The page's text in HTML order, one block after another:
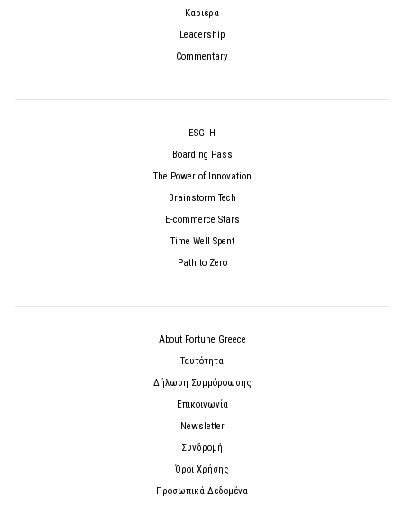
Καριέρα
Leadership
Commentary
ESG+H
Boarding Pass
The Power of Innovation
Brainstorm Tech
E-commerce Stars
Time Well Spent
Path to Zero
About Fortune Greece
Ταυτότητα
Δήλωση Συμμόρφωσης
Επικοινωνία
Newsletter
Συνδρομή
Όροι Χρήσης
Προσωπικά Δεδομένα